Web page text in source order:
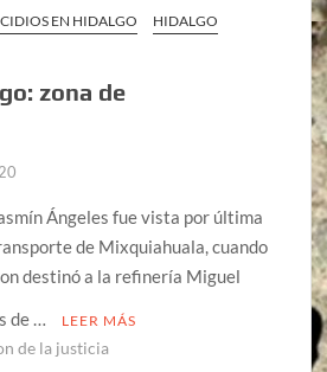
EN HIDALGO
HIDALGO
zona de
Ángeles fue vista por última
de Mixquiahuala, cuando
destinó a la refinería Miguel
de …
LEER MÁS
de la justicia